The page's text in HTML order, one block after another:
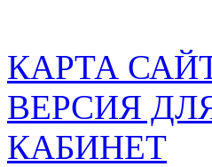
КАРТА
ВЕРСИЯ
КАБИНЕТ